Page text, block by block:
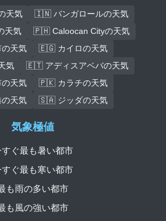
天気
🇮🇳 バンガロールの天気
天気
🇵🇭 Caloocan Cityの天気
天気
🇪🇬 カイロの天気
気
🇪🇹 アディスアベバの天気
天気
🇵🇰 カラチの天気
天気
🇸🇦 ジッダの天気
気象極値
すぐ最も暑い都市
すぐ最も寒い都市
も雨の多い都市
も風の強い都市